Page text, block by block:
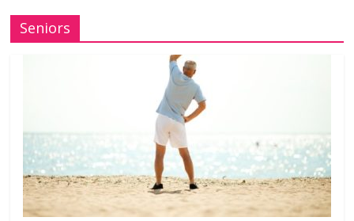
Seniors